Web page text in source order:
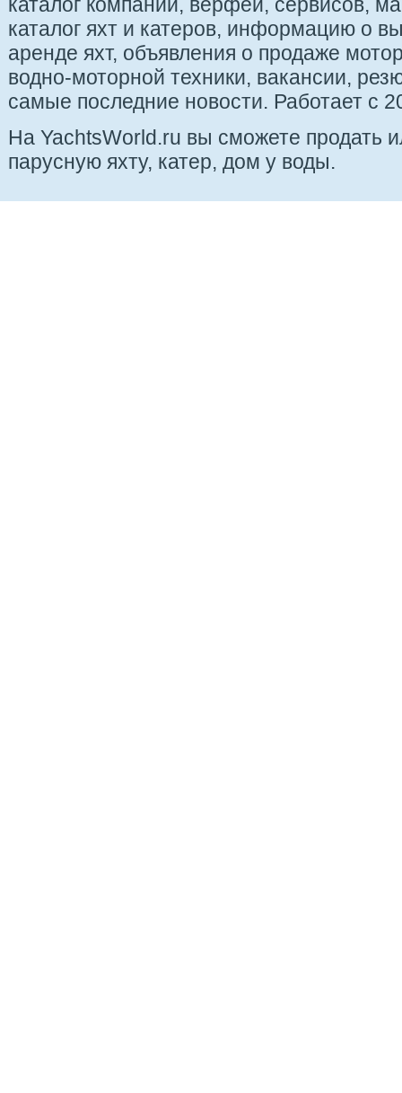
каталог яхт и катеров, информацию о
аренде яхт, объявления о продаже
водно-моторной техники, вакансии,
самые последние новости. Работает с
На YachtsWorld.ru вы сможете продать
парусную яхту, катер, дом у воды.